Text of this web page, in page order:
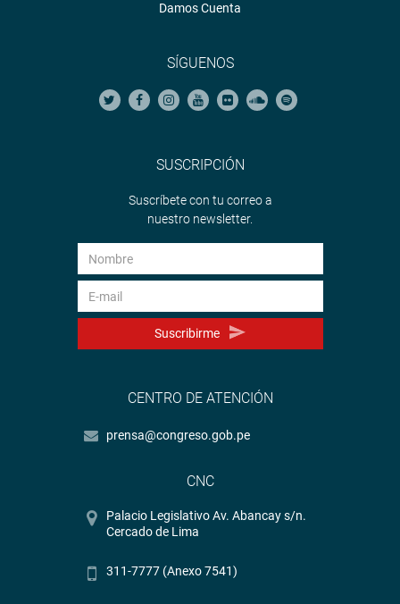
Damos Cuenta
SÍGUENOS
SUSCRIPCIÓN
Suscríbete con tu correo a
nuestro newsletter.
Suscribirme
CENTRO DE ATENCIÓN
prensa@congreso.gob.pe
CNC
Palacio Legislativo Av. Abancay s/n.
Cercado de Lima
311-7777 (Anexo 7541)